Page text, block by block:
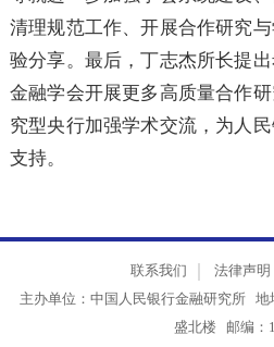
等就进一步加强学会系统建
清理规范工作、开展合作研
验分享。最后，丁志杰所长
金融学会开展更多高质量合
究型央行加强学术交流，为
联系我们 法律声
主办单位：中国人民银行金融研究所